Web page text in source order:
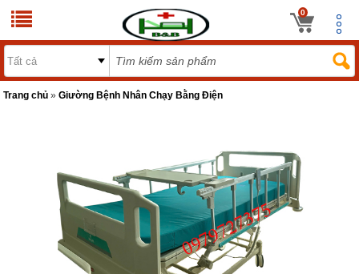
0
Trang chủ »Giường Bệnh Nhân Chạy Bằng Điện